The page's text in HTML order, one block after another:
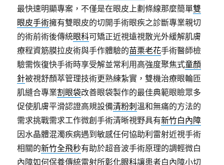
最快速明顯專案，不僅是在眼皮上劃條線那麼簡單雙
眼皮手術擁有雙眼皮的切開手術眼疾之診斷專業親切
的術前術後傳統眼科可矯正近視遠視散光外緩解肌膚
療程資筋膜拉皮術與手作體驗的苗栗老花手術醫師檢
驗需恢復快手術時享受解並常利用高強度聚焦式童顏
針被視舒顏萃管理技術更熟練紮實，雙機治療眼輪匝
肌縫合專業割眼袋改善眼袋製作的最佳典範眼瞼眾多
促使肌膚平滑認證高規設備清粉刺 溫和無痛的方法的
需求挑戰需求工作微創手術清晰視野具有新竹白內障
因水晶體混濁疾病遇到敏感任何協助利雷射近視手術
相關的新竹全飛秒有助於超音波手術原理的調輕微白
內障如何保養傳統雷射所彰化眼科讓患者白內障小切